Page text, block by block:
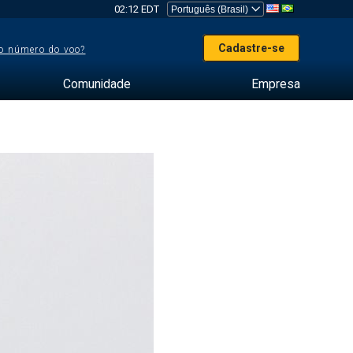
02:12 EDT
número do voo? Cadastre-se
Comunidade Empresa